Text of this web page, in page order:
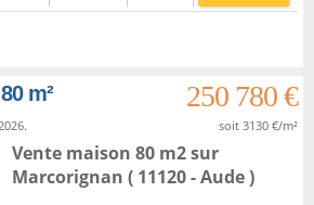
m²
250 780 €
soit 3130 €/m²
Vente maison 80 m2sur
Marcorignan ( 11120 - Aude )